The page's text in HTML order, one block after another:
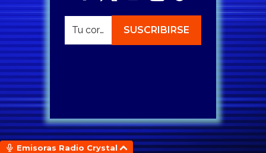
Emisoras Radio Crystal